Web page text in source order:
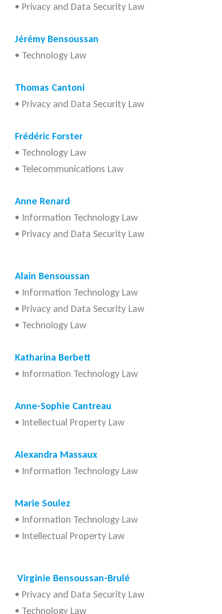
• Privacy and Data Security Law
Jérémy Bensoussan
• Technology Law
Thomas Cantoni
• Privacy and Data Security Law
Frédéric Forster
• Technology Law
• Telecommunications Law
Anne Renard
• Information Technology Law
• Privacy and Data Security Law
Alain Bensoussan
• Information Technology Law
• Privacy and Data Security Law
• Technology Law
Katharina Berbett
• Information Technology Law
Anne-Sophie Cantreau
• Intellectual Property Law
Alexandra Massaux
• Information Technology Law
Marie Soulez
• Information Technology Law
• Intellectual Property Law
Virginie Bensoussan-Brulé
• Privacy and Data Security Law
• Technology Law